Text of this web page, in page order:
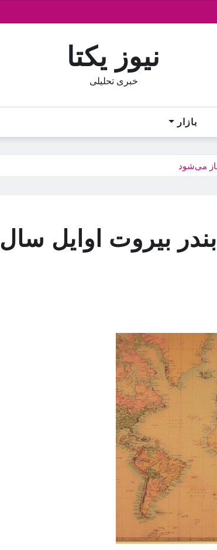
نیوز یکتا
خبری تحلیلی
بازار
می‌شود
بیروت اوایل سال